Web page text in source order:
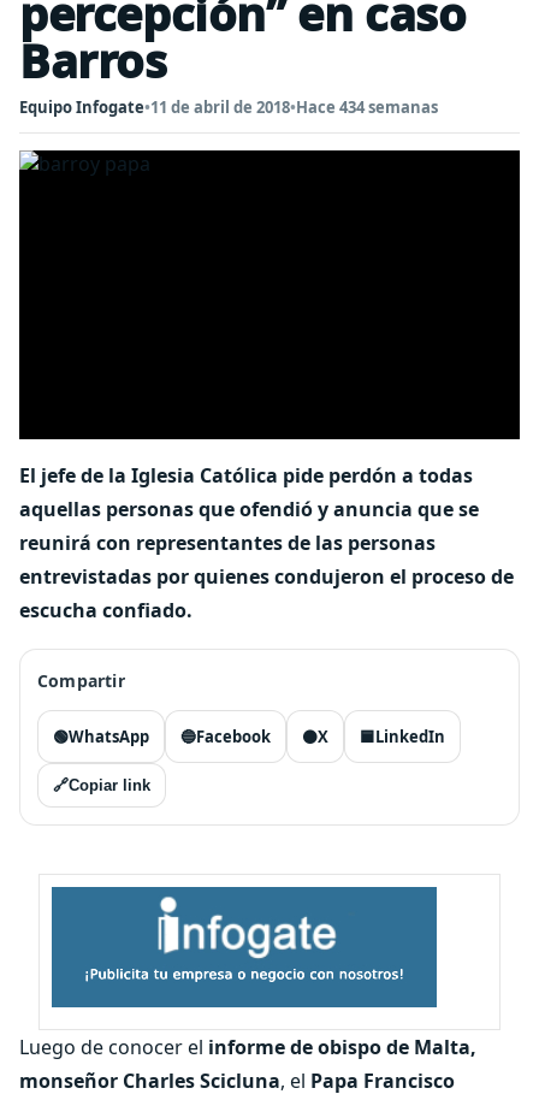
percepción” en caso
Barros
Equipo Infogate•11 de abril de 2018•Hace 434 semanas
El jefe de la Iglesia Católica pide perdón a todas
aquellas personas que ofendió y anuncia que se
reunirá con representantes de las personas
entrevistadas por quienes condujeron el proceso de
escucha confiado.
Compartir
🟢WhatsApp 🔵Facebook ⚫X 🟦LinkedIn
🔗Copiar link
Luego de conocer el informe de obispo de Malta,
monseñor Charles Scicluna, el Papa Francisco